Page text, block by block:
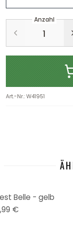
Anzahl
Art.-Nr.:W41951
Belle - gelb
€